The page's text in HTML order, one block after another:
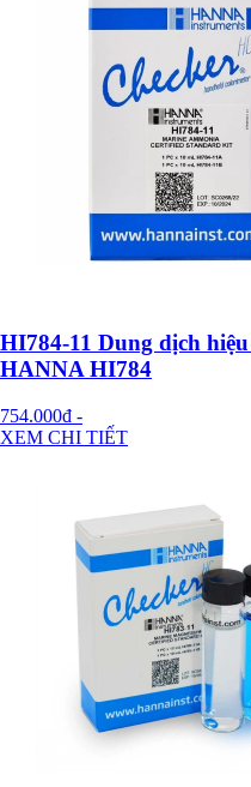
HI784-11 Dung dịch
HANNA HI784
754.000đ -
XEM CHI TIẾT